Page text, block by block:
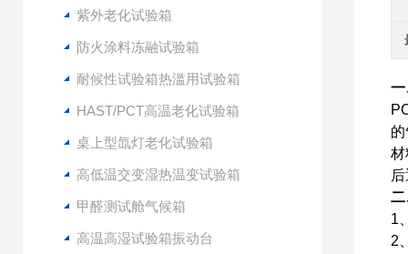
紫外老化试验箱
防火涂料冻融试验箱
耐候性试验箱热滥用试验箱
HAST/PCT高温老化试验箱
桌上型氙灯老化试验箱
高低温交变湿热温变试验箱
甲醛测试舱气候箱
高温高湿试验箱振动台
一
材
二
1
2